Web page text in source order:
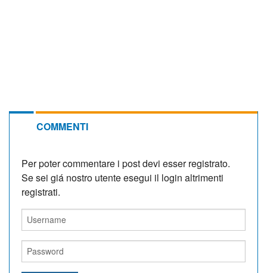
COMMENTI
Per poter commentare i post devi esser registrato.
Se sei giá nostro utente esegui il login altrimenti
registrati.